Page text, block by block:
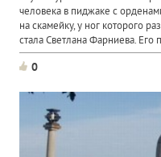
человека в пиджаке с
на скамейку, у ног которого
стала Светлана Фарниева. Его
0